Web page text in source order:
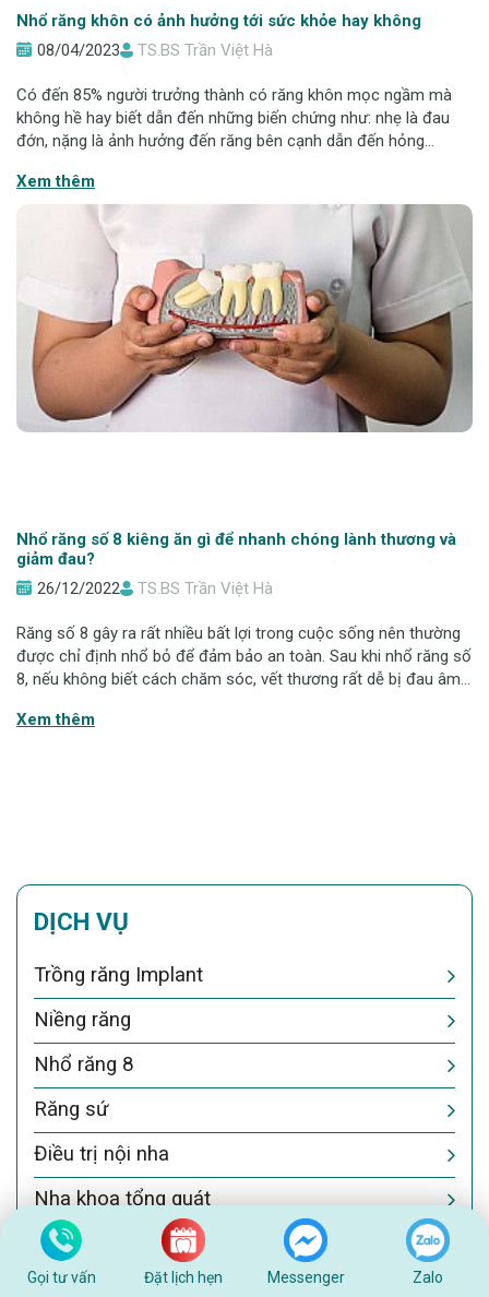
Nhổ răng khôn có ảnh hưởng tới sức khỏe hay không
08/04/2023
TS.BS Trần Việt Hà
Có đến 85% người trưởng thành có răng khôn mọc ngầm mà
không hề hay biết dẫn đến những biến chứng như: nhẹ là đau
đớn, nặng là ảnh hưởng đến răng bên cạnh dẫn đến hỏng
thương dây thần kinh, viêm ổ
Xem thêm
Nhổ răng số 8 kiêng ăn gì để nhanh chóng lành thương và
giảm đau?
26/12/2022
TS.BS Trần Việt Hà
Răng số 8 gây ra rất nhiều bất lợi trong cuộc sống nên thường
được chỉ định nhổ bỏ để đảm bảo an toàn. Sau khi nhổ răng số
8, nếu không biết cách chăm sóc, vết thương rất dễ bị đau âm ỉ
khi nhổ răng
Xem thêm
DỊCH VỤ
Trồng răng Implant
Niềng răng
Nhổ răng 8
Răng sứ
Điều trị nội nha
Nha khoa tổng quát
Gọi tư vấn Đặt lịch hẹn Messenger Zalo